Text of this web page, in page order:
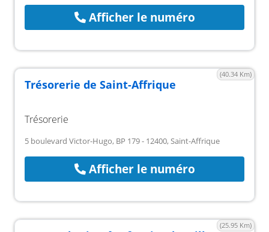
Afficher le numéro
(40.34 Km)
Trésorerie de Saint-Affrique
Trésorerie
5 boulevard Victor-Hugo, BP 179 - 12400, Saint-Affrique
Afficher le numéro
(25.95 Km)